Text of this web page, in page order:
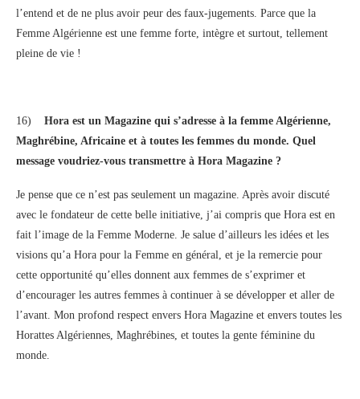
l’entend et de ne plus avoir peur des faux-jugements. Parce que la
Femme Algérienne est une femme forte, intègre et surtout, tellement
pleine de vie !
16) Hora est un Magazine qui s’adresse à la femme Algérienne,
Maghrébine, Africaine et à toutes les femmes du monde. Quel
message voudriez-vous transmettre à Hora Magazine ?
Je pense que ce n’est pas seulement un magazine. Après avoir discuté
avec le fondateur de cette belle initiative, j’ai compris que Hora est en
fait l’image de la Femme Moderne. Je salue d’ailleurs les idées et les
visions qu’a Hora pour la Femme en général, et je la remercie pour
cette opportunité qu’elles donnent aux femmes de s’exprimer et
d’encourager les autres femmes à continuer à se développer et aller de
l’avant. Mon profond respect envers Hora Magazine et envers toutes les
Horattes Algériennes, Maghrébines, et toutes la gente féminine du
monde.